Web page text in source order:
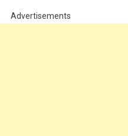
Advertisements